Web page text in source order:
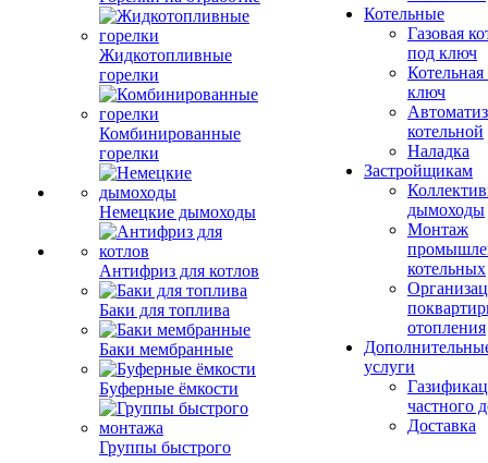
Жидкотопливные
горелки
Комбинированные
горелки
Немецкие дымоходы
Антифриз для котлов
Баки для топлива
Баки мембранные
Буферные ёмкости
Группы быстрого
Котельные
Газовая
под ключ
ключ
котельной
Наладка
Застройщикам
дымоходы
Монтаж
котельных
отопления
услуги
частного
Доставка